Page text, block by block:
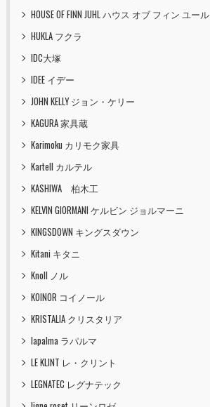
HOUSE OF FINN JUHL ハウス オブ フィン ユール
HUKLA フクラ
IDC大塚
IDEE イデー
JOHN KELLY ジョン・ケリー
KAGURA 家具蔵
Karimoku カリモク家具
Kartell カルテル
KASHIWA 柏木工
KELVIN GIORMANI ケルビン ジョルマーニ
KINGSDOWN キングスダウン
Kitani キタニ
Knoll ノル
KOINOR コイノール
KRISTALIA クリスタリア
lapalma ラパルマ
LE KLINT レ・クリント
LEGNATEC レグナテック